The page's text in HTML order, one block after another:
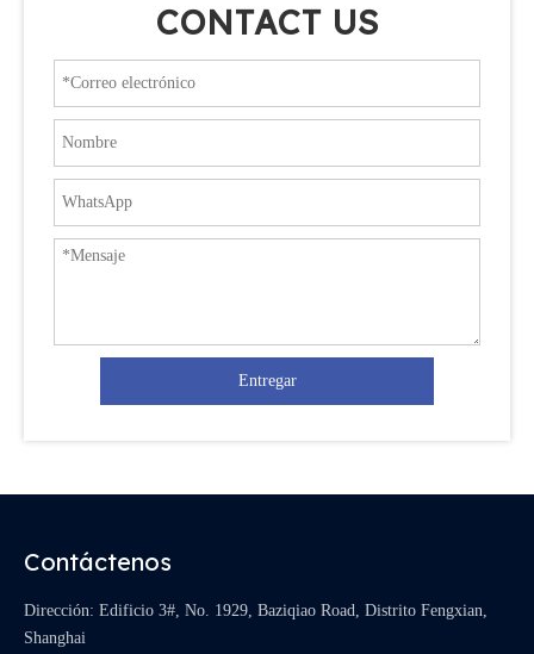
CONTACT US
Entregar
Contáctenos
Dirección: Edificio 3#, No. 1929, Baziqiao Road, Distrito Fengxian,
Shanghai